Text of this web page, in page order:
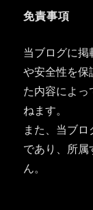
免責事項
当ブログに
や安全性を
た内容によ
ねます。
また、当ブ
であり、所
ん。